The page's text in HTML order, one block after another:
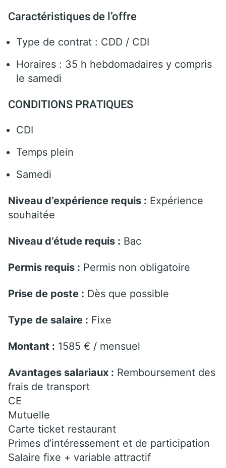
Caractéristiques de l’offre
Type de contrat : CDD / CDI
Horaires : 35 h hebdomadaires y compris
le samedi
CONDITIONS PRATIQUES
CDI
Temps plein
Samedi
Niveau d’expérience requis : Expérience
souhaitée
Niveau d’étude requis : Bac
Permis requis : Permis non obligatoire
Prise de poste : Dès que possible
Type de salaire : Fixe
Montant : 1585 € / mensuel
Avantages salariaux : Remboursement des
frais de transport
CE
Mutuelle
Carte ticket restaurant
Primes d’intéressement et de participation
Salaire fixe + variable attractif